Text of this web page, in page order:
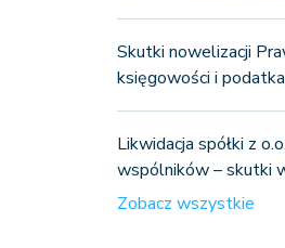
Skutki nowelizacji
księgowości i
Likwidacja spółki z
wspólników – skutki
Zobacz wszystkie